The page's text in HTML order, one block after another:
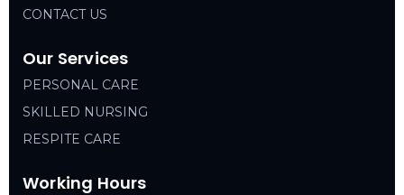
CONTACT US
Our Services
PERSONAL CARE
SKILLED NURSING
RESPITE CARE
Working Hours